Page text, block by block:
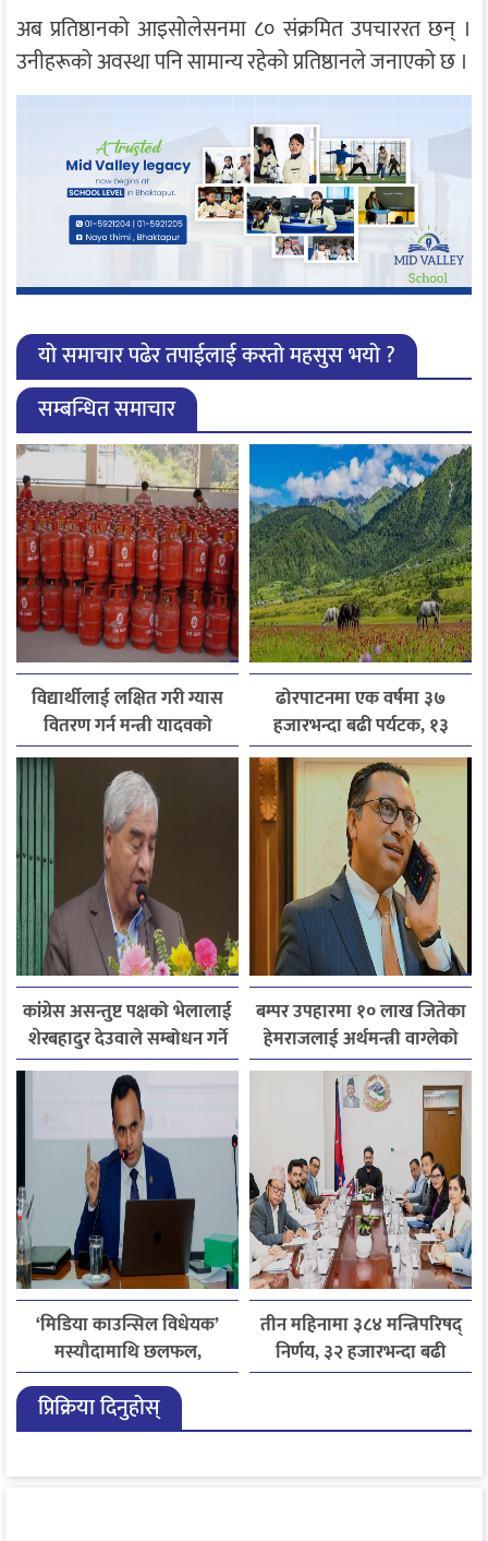
अब प्रतिष्ठानको आइसोलेसनमा ८० संक्रमित उपचाररत छन् ।
उनीहरूको अवस्था पनि सामान्य रहेको प्रतिष्ठानले जनाएको छ ।
यो समाचार पढेर तपाईलाई कस्तो महसुस भयो ?
सम्बन्धित समाचार
विद्यार्थीलाई लक्षित गरी ग्यास
वितरण गर्न मन्त्री यादवको
निर्देशन
ढोरपाटनमा एक वर्षमा ३७
हजारभन्दा बढी पर्यटक, १३
हजारले बढ्यो आगमन
कांग्रेस असन्तुष्ट पक्षको भेलालाई
शेरबहादुर देउवाले सम्बोधन गर्ने
बम्पर उपहारमा १० लाख जितेका
हेमराजलाई अर्थमन्त्री वाग्लेको
फोन, रुपन्देहीकी सपनाले
जितिन् एक लाख
‘मिडिया काउन्सिल विधेयक’
मस्यौदामाथि छलफल,
एआईदेखि पत्रकारको
लाइसेन्ससम्मका विषयमा
सुझाव
तीन महिनामा ३८४ मन्त्रिपरिषद्
निर्णय, ३२ हजारभन्दा बढी
गुनासो फर्छ्योट
प्रिक्रिया दिनुहोस्